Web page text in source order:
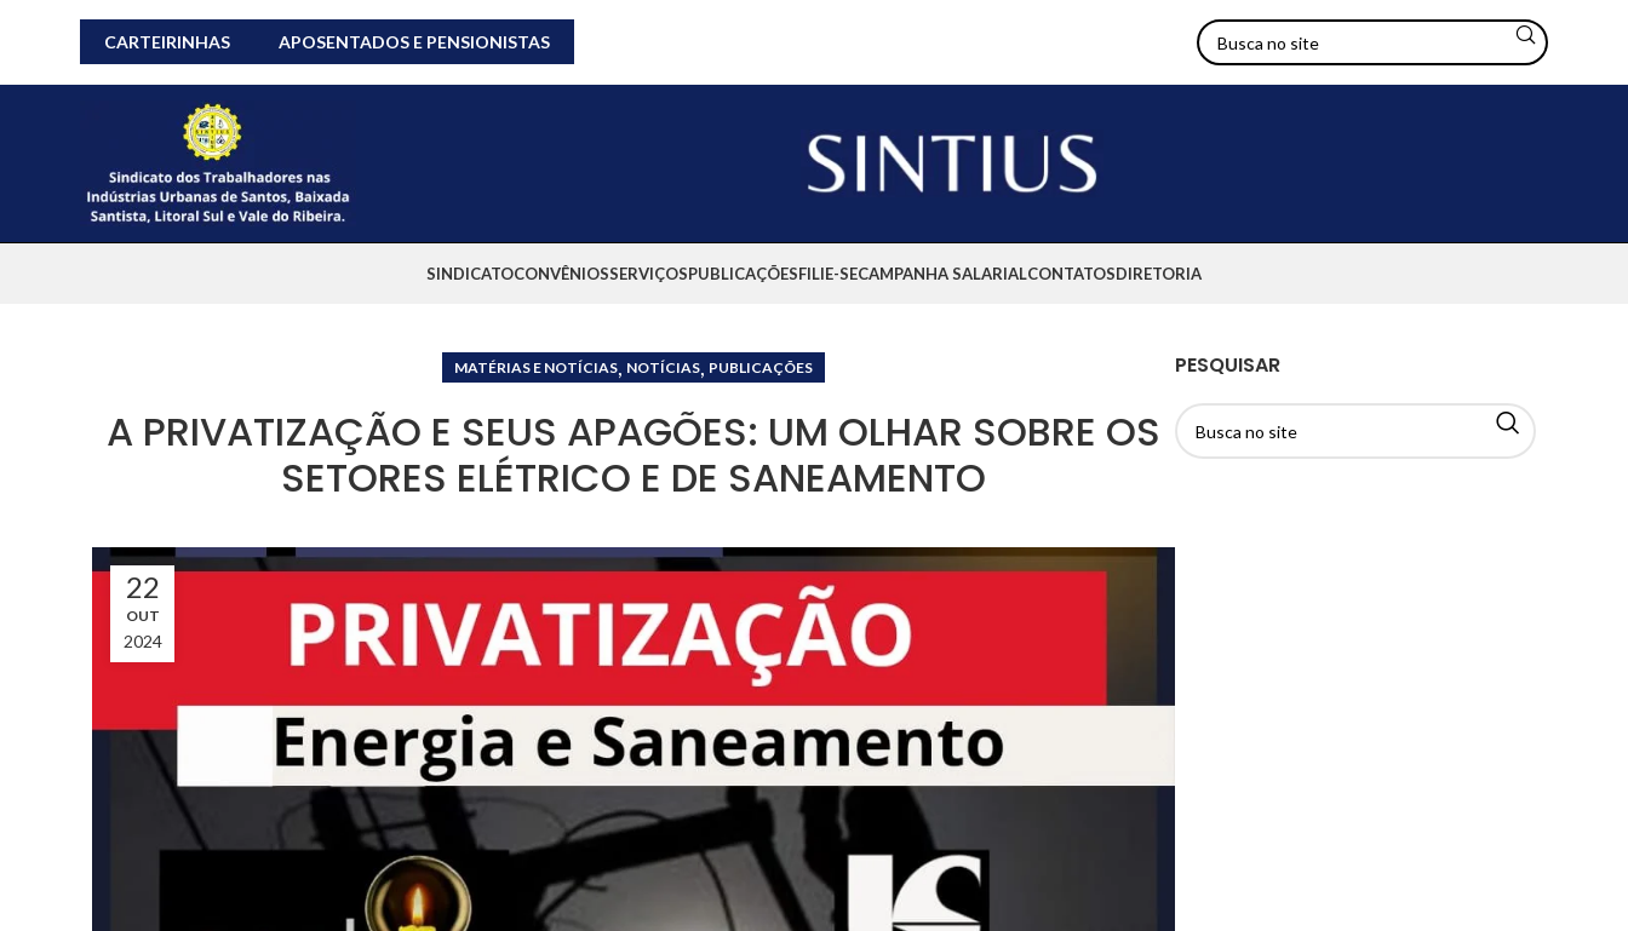
CARTEIRINHAS APOSENTADOS E PENSIONISTAS
SINDICATOCONVÊNIOSSERVIÇOSPUBLICAÇÕESFILIE-SECAMPANHA SALARIALCONTATOSDIRETORIA
MATÉRIAS E NOTÍCIAS, NOTÍCIAS, PUBLICAÇÕES
A PRIVATIZAÇÃO E SEUS APAGÕES: UM OLHAR SOBRE OS
SETORES ELÉTRICO E DE SANEAMENTO
22
OUT
2024
PESQUISAR